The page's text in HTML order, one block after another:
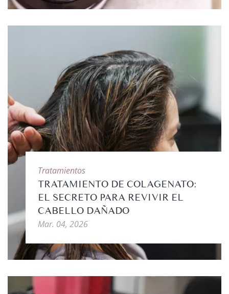
Tratamientos
TRATAMIENTO DE COLAGENATO:
EL SECRETO PARA REVIVIR EL
CABELLO DAÑADO
Mar. 04, 2026